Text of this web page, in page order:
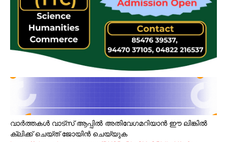
വാർത്തകൾ വാട്സ് ആപ്പിൽ അതിവേഗമറിയാൻ ഈ ലിങ്കിൽ
ക്ലിക്ക് ചെയ്ത് ജോയിൻ ചെയ്യുക